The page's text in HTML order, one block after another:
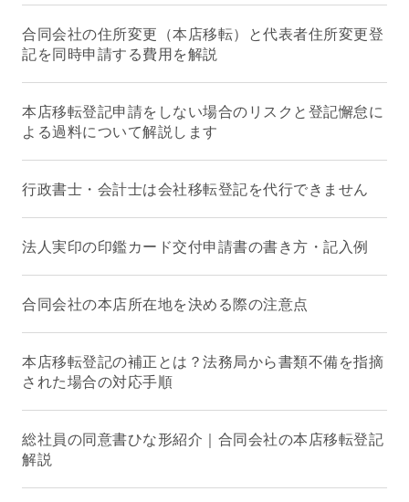
合同会社の住所変更（本店移転）と代表者住所変更登
記を同時申請する費用を解説
本店移転登記申請をしない場合のリスクと登記懈怠に
よる過料について解説します
行政書士・会計士は会社移転登記を代行できません
法人実印の印鑑カード交付申請書の書き方・記入例
合同会社の本店所在地を決める際の注意点
本店移転登記の補正とは？法務局から書類不備を指摘
された場合の対応手順
総社員の同意書ひな形紹介｜合同会社の本店移転登記
解説